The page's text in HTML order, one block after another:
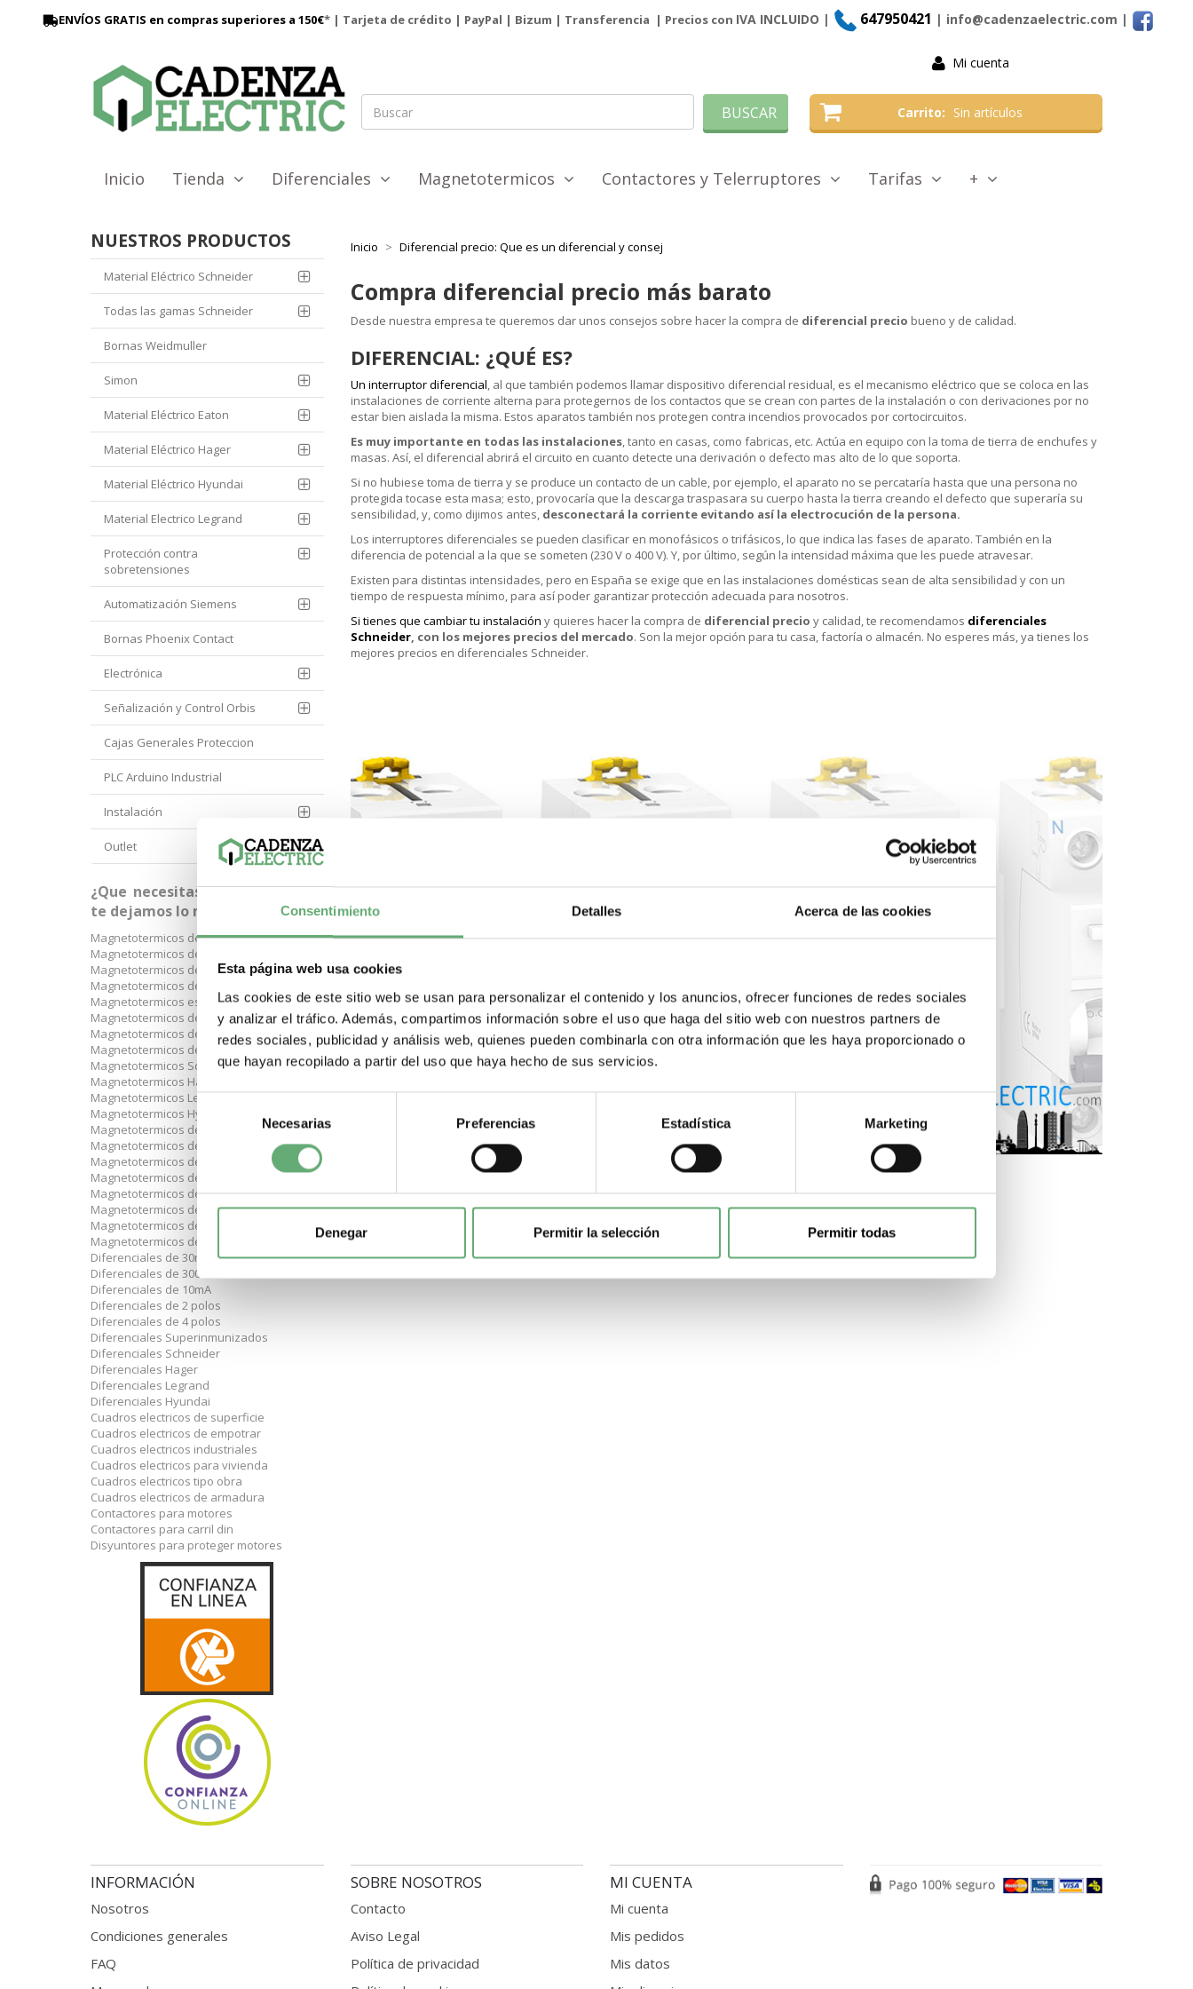
Consentimiento Detalles Acerca de las cookies
Esta página web usa cookies
Las cookies de este sitio web se usan para personalizar el contenido y los anuncios, ofrecer funciones de redes sociales
y analizar el tráfico. Además, compartimos información sobre el uso que haga del sitio web con nuestros partners de
redes sociales, publicidad y análisis web, quienes pueden combinarla con otra información que les haya proporcionado o
que hayan recopilado a partir del uso que haya hecho de sus servicios.
Selección
de
consentimiento
Necesarias Preferencias Estadística Marketing
Denegar Permitir la selección Permitir todas
ENVÍOS GRATIS en compras superiores a 150€* | Tarjeta de crédito | PayPal | Bizum | Transferencia | Precios con IVA INCLUIDO | 647950421 | info@cadenzaelectric.com |
Mi cuenta
Carrito Sin artículos
BUSCAR
Inicio Tienda Diferenciales Magnetotermicos Contactores y Telerruptores Tarifas +
Inicio Diferencial precio: Que es un diferencial y consej
Compra diferencial precio más barato
Desde nuestra empresa te queremos dar unos consejos sobre hacer la compra de diferencial precio bueno y de calidad.
DIFERENCIAL: ¿QUÉ ES?
Un interruptor diferencial, al que también podemos llamar dispositivo diferencial residual, es el mecanismo eléctrico que se coloca en las
instalaciones de corriente alterna para protegernos de los contactos que se crean con partes de la instalación o con derivaciones por no
estar bien aislada la misma. Estos aparatos también nos protegen contra incendios provocados por cortocircuitos.
Es muy importante en todas las instalaciones, tanto en casas, como fabricas, etc. Actúa en equipo con la toma de tierra de enchufes y
masas. Así, el diferencial abrirá el circuito en cuanto detecte una derivación o defecto mas alto de lo que soporta.
Si no hubiese toma de tierra y se produce un contacto de un cable, por ejemplo, el aparato no se percataría hasta que una persona no
protegida tocase esta masa; esto, provocaría que la descarga traspasara su cuerpo hasta la tierra creando el defecto que superaría su
sensibilidad, y, como dijimos antes, desconectará la corriente evitando así la electrocución de la persona.
Los interruptores diferenciales se pueden clasificar en monofásicos o trifásicos, lo que indica las fases de aparato. También en la
diferencia de potencial a la que se someten (230 V o 400 V). Y, por último, según la intensidad máxima que les puede atravesar.
Existen para distintas intensidades, pero en España se exige que en las instalaciones domésticas sean de alta sensibilidad y con un
tiempo de respuesta mínimo, para así poder garantizar protección adecuada para nosotros.
Si tienes que cambiar tu instalación y quieres hacer la compra de diferencial precio y calidad, te recomendamos diferenciales
Schneider, con los mejores precios del mercado. Son la mejor opción para tu casa, factoría o almacén. No esperes más, ya tienes los
mejores precios en diferenciales Schneider.
NUESTROS PRODUCTOS
Material Eléctrico Schneider
Todas las gamas Schneider
Bornas Weidmuller
Simon
Material Eléctrico Eaton
Material Eléctrico Hager
Material Eléctrico Hyundai
Material Electrico Legrand
Protección contra
sobretensiones
Automatización Siemens
Bornas Phoenix Contact
Electrónica
Señalización y Control Orbis
Cajas Generales Proteccion
PLC Arduino Industrial
Instalación
Outlet
¿Que necesitas? A continuación
te dejamos lo más buscado:
Magnetotermicos de 1 p+n
Magnetotermicos de 2 polos
Magnetotermicos de 3 polos
Magnetotermicos de 4 polos
Magnetotermicos estrechos
Magnetotermicos de 6kA
Magnetotermicos de 10kA
Magnetotermicos de 16kA
Magnetotermicos Schneider
Magnetotermicos Hager
Magnetotermicos Legrand
Magnetotermicos Hyundai
Magnetotermicos de curva C
Magnetotermicos de 10A
Magnetotermicos de 16A
Magnetotermicos de 20A
Magnetotermicos de 25A
Magnetotermicos de 32A
Magnetotermicos de 40A
Magnetotermicos de 63A
Diferenciales de 30mA
Diferenciales de 300mA
Diferenciales de 10mA
Diferenciales de 2 polos
Diferenciales de 4 polos
Diferenciales Superinmunizados
Diferenciales Schneider
Diferenciales Hager
Diferenciales Legrand
Diferenciales Hyundai
Cuadros electricos de superficie
Cuadros electricos de empotrar
Cuadros electricos industriales
Cuadros electricos para vivienda
Cuadros electricos tipo obra
Cuadros electricos de armadura
Contactores para motores
Contactores para carril din
Disyuntores para proteger motores
INFORMACIÓN
Nosotros
Condiciones generales
FAQ
SOBRE NOSOTROS
Contacto
Aviso Legal
Política de privacidad
MI CUENTA
Mi cuenta
Mis pedidos
Mis datos